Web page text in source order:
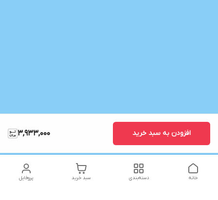
3,933,000 افزودن به سبد خرید
پروفایل سبد خرید دسته‌بندی خانه